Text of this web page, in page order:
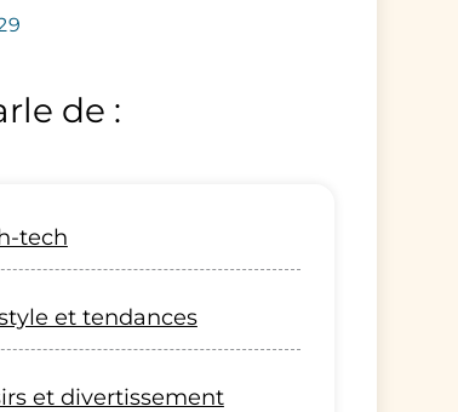
de :
tech
et tendances
et divertissement